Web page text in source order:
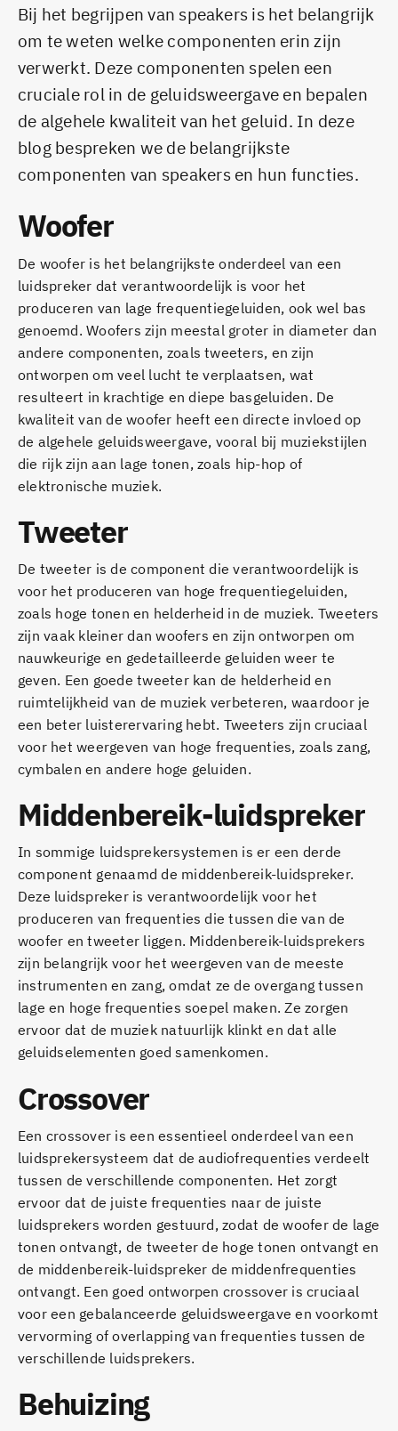
Bij het begrijpen van speakers is het belangrijk
om te weten welke componenten erin zijn
verwerkt. Deze componenten spelen een
cruciale rol in de geluidsweergave en bepalen
de algehele kwaliteit van het geluid. In deze
blog bespreken we de belangrijkste
componenten van speakers en hun functies.
Woofer
De woofer is het belangrijkste onderdeel van een
luidspreker dat verantwoordelijk is voor het
produceren van lage frequentiegeluiden, ook wel bas
genoemd. Woofers zijn meestal groter in diameter dan
andere componenten, zoals tweeters, en zijn
ontworpen om veel lucht te verplaatsen, wat
resulteert in krachtige en diepe basgeluiden. De
kwaliteit van de woofer heeft een directe invloed op
de algehele geluidsweergave, vooral bij muziekstijlen
die rijk zijn aan lage tonen, zoals hip-hop of
elektronische muziek.
Tweeter
De tweeter is de component die verantwoordelijk is
voor het produceren van hoge frequentiegeluiden,
zoals hoge tonen en helderheid in de muziek. Tweeters
zijn vaak kleiner dan woofers en zijn ontworpen om
nauwkeurige en gedetailleerde geluiden weer te
geven. Een goede tweeter kan de helderheid en
ruimtelijkheid van de muziek verbeteren, waardoor je
een beter luisterervaring hebt. Tweeters zijn cruciaal
voor het weergeven van hoge frequenties, zoals zang,
cymbalen en andere hoge geluiden.
Middenbereik-luidspreker
In sommige luidsprekersystemen is er een derde
component genaamd de middenbereik-luidspreker.
Deze luidspreker is verantwoordelijk voor het
produceren van frequenties die tussen die van de
woofer en tweeter liggen. Middenbereik-luidsprekers
zijn belangrijk voor het weergeven van de meeste
instrumenten en zang, omdat ze de overgang tussen
lage en hoge frequenties soepel maken. Ze zorgen
ervoor dat de muziek natuurlijk klinkt en dat alle
geluidselementen goed samenkomen.
Crossover
Een crossover is een essentieel onderdeel van een
luidsprekersysteem dat de audiofrequenties verdeelt
tussen de verschillende componenten. Het zorgt
ervoor dat de juiste frequenties naar de juiste
luidsprekers worden gestuurd, zodat de woofer de lage
tonen ontvangt, de tweeter de hoge tonen ontvangt en
de middenbereik-luidspreker de middenfrequenties
ontvangt. Een goed ontworpen crossover is cruciaal
voor een gebalanceerde geluidsweergave en voorkomt
vervorming of overlapping van frequenties tussen de
verschillende luidsprekers.
Behuizing